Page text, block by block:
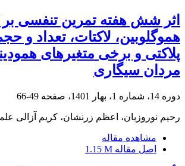
اثر شش هفته تمرین تنفسی
هموگلوبین، لاکتات، تعداد و
پلاکتی و برخی متغیرهای
مردان سیگاری
دوره 14، شماره 1، بهار 1401، صفحه 49-66
رحیم نوروزیان، اعظم زرنشان، کریم آزالی
مشاهده مقاله
اصل مقاله 1.15 M